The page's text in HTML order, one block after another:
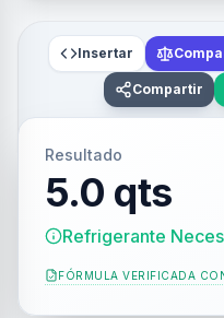
Insertar
Compartir
Resultado
5.0 qts
Refrigerante
FÓRMULA VERIFICADA